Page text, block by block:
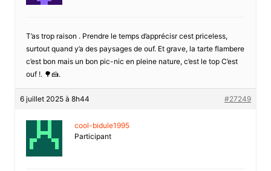
T’as trop raison . Prendre le temps d’apprécisr cest priceless,
surtout quand y’a des paysages de ouf. Et grave, la tarte flambere
c’est bon mais un bon pic-nic en pleine nature, c’est le top C’est
ouf !. 🌳🍰.
6 juillet 2025 à 8h44 #27249
cool-bidule1995
Participant